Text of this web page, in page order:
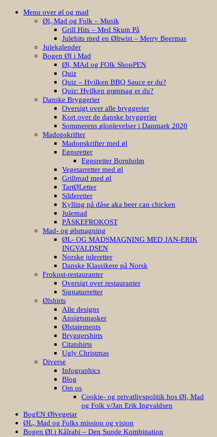
Menu over øl og mad
Øl, Mad og Folk – Musik
Grill Hits – Med Skum På
Julehits med en Øltwist – Merry Beermas
Julekalender
Bogen Øl i Mad
Øl, MAd og FOlk ShopPEN
Quiz
Quiz – Hvilken BBQ Sauce er du?
Quiz: Hvilken grøntsag er du?
Danske Bryggerier
Oversigt over alle bryggerier
Kort over de danske bryggerier
Sommerens øloplevelser i Danmark 2020
Madopskrifter
Madopskrifter med øl
Egnsretter
Egnsretter Bornholm
Vegetarretter med øl
Grillmad med øl
TartØLetter
Silderetter
Kylling på dåse aka beer can chicken
Julemad
PÅSKEFROKOST
Mad- og ølsmagning
ØL- OG MADSMAGNING MED JAN-ERIK
INGVALDSEN
Norske juleretter
Danske Klassikere på Norsk
Frokost-restauranter
Oversigt over restauranter
Signaturretter
Ølshirts
Alle designs
Ansigtsmasker
Ølstatements
Bryggershirts
Citatshirts
Ugly Christmas
Diverse
Infographics
Blog
Om os
Cookie- og privatlivspolitik hos Øl, Mad
og Folk v/Jan Erik Ingvaldsen
BogEN Ølvegetar
ØL, Mad og Folks mission og vision
Bogen Øl i Kålrabi – Den Sunde Kombination